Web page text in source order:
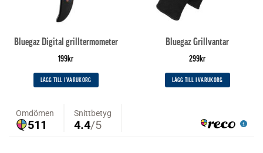
Bluegaz Digital grilltermometer
199kr
LÄGG TILL I VARUKORG
Bluegaz Grillvantar
299kr
LÄGG TILL I VARUKORG